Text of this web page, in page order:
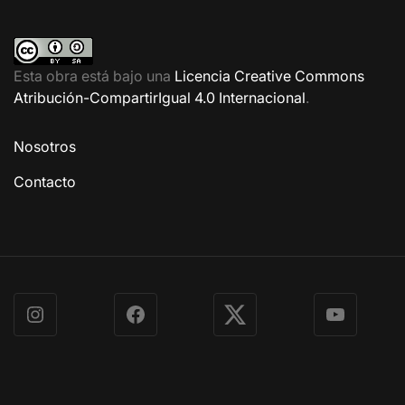
Esta obra está bajo una Licencia Creative Commons
Atribución-CompartirIgual 4.0 Internacional.
Nosotros
Contacto
Instagram Facebook X YouTube